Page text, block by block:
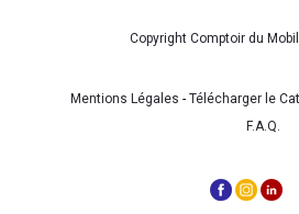
Copyright Comptoir du
Mentions Légales - Télécharger le
F.A.Q.